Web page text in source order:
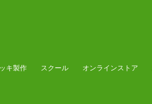
キ製作 スクール オンラインストア